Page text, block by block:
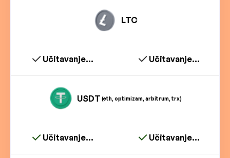
LTC
Učitavanje... Učitavanje...
USDT (eth, optimizam, arbitrum, trx)
Učitavanje... Učitavanje...